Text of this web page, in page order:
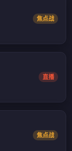
焦点战
直播
焦点战